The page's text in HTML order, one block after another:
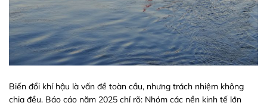
Biến đổi khí hậu là vấn đề toàn cầu, nhưng trách nhiệm không
chia đều. Báo cáo năm 2025 chỉ rõ: Nhóm các nền kinh tế lớn